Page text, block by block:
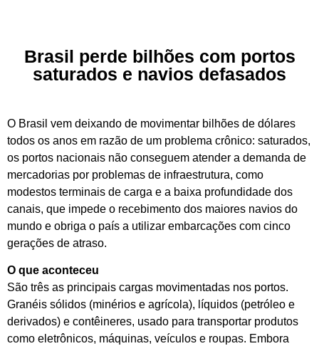
Brasil perde bilhões com portos
saturados e navios defasados
O Brasil vem deixando de movimentar bilhões de dólares
todos os anos em razão de um problema crônico: saturados,
os portos nacionais não conseguem atender a demanda de
mercadorias por problemas de infraestrutura, como
modestos terminais de carga e a baixa profundidade dos
canais, que impede o recebimento dos maiores navios do
mundo e obriga o país a utilizar embarcações com cinco
gerações de atraso.
O que aconteceu
São três as principais cargas movimentadas nos portos.
Granéis sólidos (minérios e agrícola), líquidos (petróleo e
derivados) e contêineres, usado para transportar produtos
como eletrônicos, máquinas, veículos e roupas. Embora